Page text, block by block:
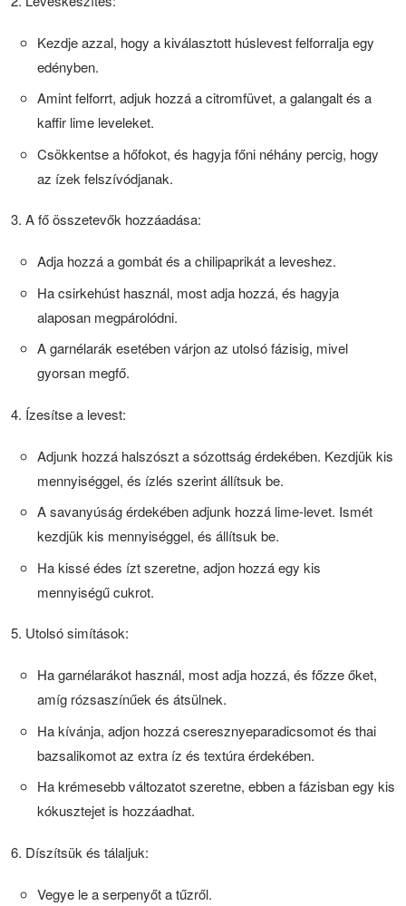
Kezdje azzal, hogy a kiválasztott húslevest felforralja egy
edényben.
Amint felforrt, adjuk hozzá a citromfüvet, a galangalt és a
kaffir lime leveleket.
Csökkentse a hőfokot, és hagyja főni néhány percig, hogy
az ízek felszívódjanak.
A fő összetevők hozzáadása:
Adja hozzá a gombát és a chilipaprikát a leveshez.
Ha csirkehúst használ, most adja hozzá, és hagyja
alaposan megpárolódni.
A garnélarák esetében várjon az utolsó fázisig, mivel
gyorsan megfő.
Ízesítse a levest:
Adjunk hozzá halszószt a sózottság érdekében. Kezdjük kis
mennyiséggel, és ízlés szerint állítsuk be.
A savanyúság érdekében adjunk hozzá lime-levet. Ismét
kezdjük kis mennyiséggel, és állítsuk be.
Ha kissé édes ízt szeretne, adjon hozzá egy kis
mennyiségű cukrot.
Utolsó simítások:
Ha garnélarákot használ, most adja hozzá, és főzze őket,
amíg rózsaszínűek és átsülnek.
Ha kívánja, adjon hozzá cseresznyeparadicsomot és thai
bazsalikomot az extra íz és textúra érdekében.
Ha krémesebb változatot szeretne, ebben a fázisban egy kis
kókusztejet is hozzáadhat.
Díszítsük és tálaljuk:
Vegye le a serpenyőt a tűzről.